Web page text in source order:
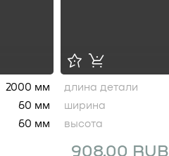
2000 мм
60 мм
60 мм
908.00 RUB
длина детали
ширина
высота